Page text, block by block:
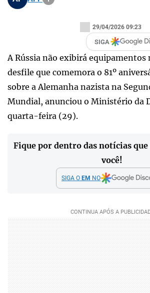
29/04/2026 09:23
SIGA
A Rússia não exibirá
desfile que comemora o 81º
sobre a Alemanha nazista na
Mundial, anunciou o Ministério da
quarta-feira (29).
Fique por dentro das notícias
você!
SIGA O EM NO